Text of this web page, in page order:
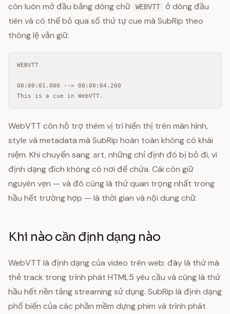
còn luôn mở đầu bằng dòng chữ WEBVTT
ở dòng đầu
tiên và có thể bỏ qua số thứ tự cue mà SubRip theo
thông lệ vẫn giữ.
WEBVTT
00:00:01.000 --> 00:00:04.200
This is a cue in WebVTT.
WebVTT còn hỗ trợ thêm vị trí hiển thị trên màn hình,
style và metadata mà SubRip hoàn toàn không có khái
niệm. Khi chuyển sang .srt, những chỉ định đó bị bỏ đi, vì
định dạng đích không có nơi để chứa. Cái còn giữ
nguyên vẹn — và đó cũng là thứ quan trọng nhất trong
hầu hết trường hợp — là thời gian và nội dung chữ.
Khi nào cần định dạng nào
WebVTT là định dạng của video trên web: đây là thứ mà
thẻ track trong trình phát HTML5 yêu cầu và cũng là thứ
hầu hết nền tảng streaming sử dụng. SubRip là định dạng
phổ biến của các phần mềm dựng phim và trình phát